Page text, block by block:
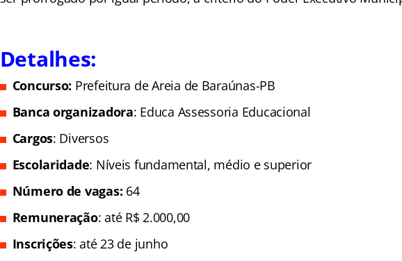
Detalhes:
Concurso: Prefeitura de Areia de Baraúnas-PB
Banca organizadora: Educa Assessoria Educacional
Cargos: Diversos
Escolaridade: Níveis fundamental, médio e superior
Número de vagas: 64
Remuneração: até R$ 2.000,00
Inscrições: até 23 de junho